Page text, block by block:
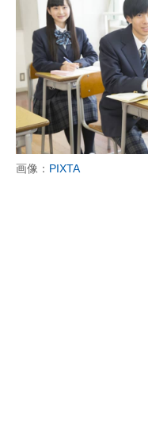
画像： PIXTA